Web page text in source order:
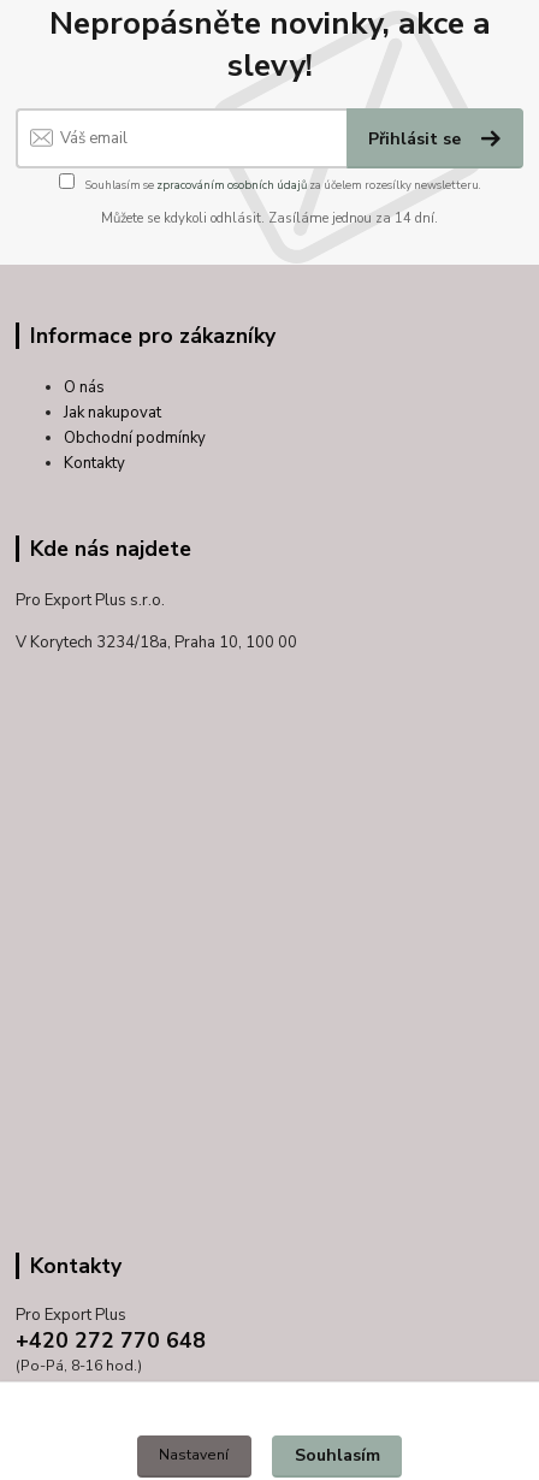
Nepropásněte novinky, akce a
slevy!
Přihlásit se
Souhlasím se zpracováním osobních údajůza účelem rozesílky newsletteru.
Můžete se kdykoli odhlásit. Zasíláme jednou za 14 dní.
Informace pro zákazníky
O nás
Jak nakupovat
Obchodní podmínky
Kontakty
Kde nás najdete
Pro Export Plus s.r.o.
V Korytech 3234/18a, Praha 10, 100 00
Kontakty
Pro Export Plus
+420 272 770 648
(Po-Pá, 8-16 hod.)
Nastavení Souhlasím